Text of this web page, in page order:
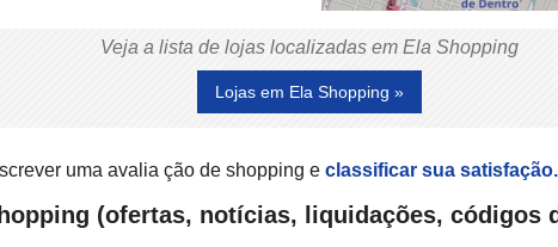
Veja a lista de lojas localizadas em Ela Shopping
Lojas em Ela Shopping »
uma avalia ção de shopping e classificar sua satisfação.
(ofertas, notícias, liquidações, códigos